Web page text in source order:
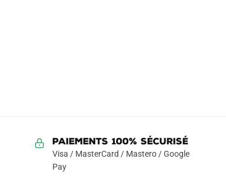
Paiements 100% Sécurisé
Visa / MasterCard / Mastero / Google
Pay